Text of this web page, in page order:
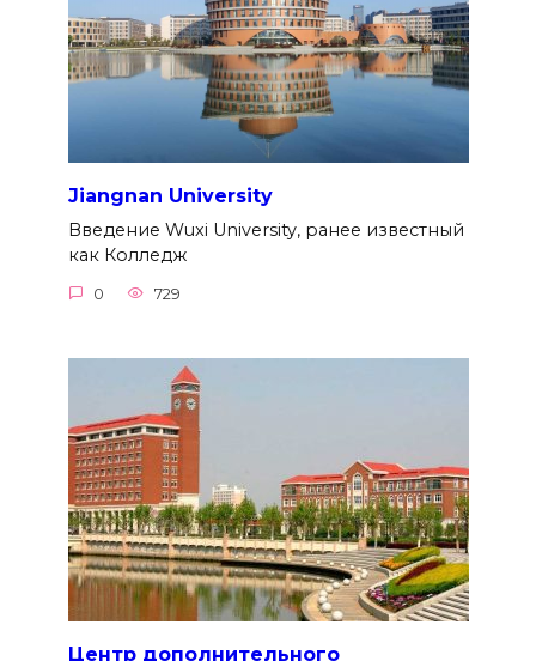
Jiangnan University
Введение Wuxi University, ранее известный
как Колледж
0 729
Центр дополнительного